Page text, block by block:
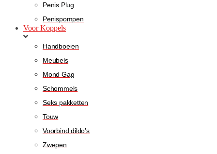
Penis Plug
Penispompen
Voor Koppels
Handboeien
Meubels
Mond Gag
Schommels
Seks pakketten
Touw
Voorbind dildo’s
Zwepen